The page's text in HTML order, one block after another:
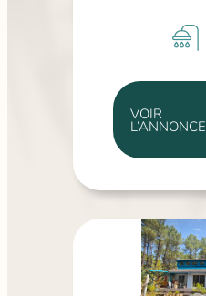
VOIR
L’ANNONCE